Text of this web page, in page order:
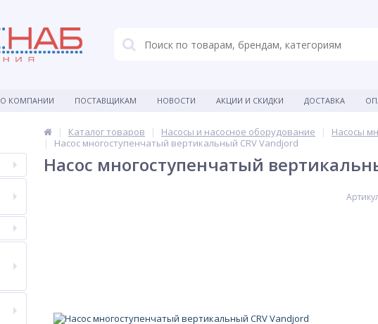
О КОМПАНИИ ПОСТАВЩИКАМ НОВОСТИ АКЦИИ И СКИДКИ ДОСТАВКА
Каталог товаров Насосы и насосное оборудование
Насосы
Насос многоступенчатый вертикальный CRV Vandjord
Насос многоступенчатый